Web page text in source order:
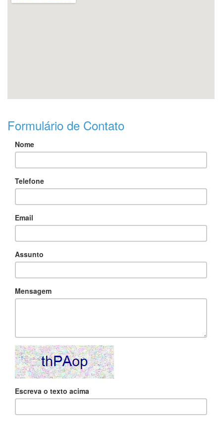
Formulário de Contato
Nome
Telefone
Email
Assunto
Mensagem
Escreva o texto acima